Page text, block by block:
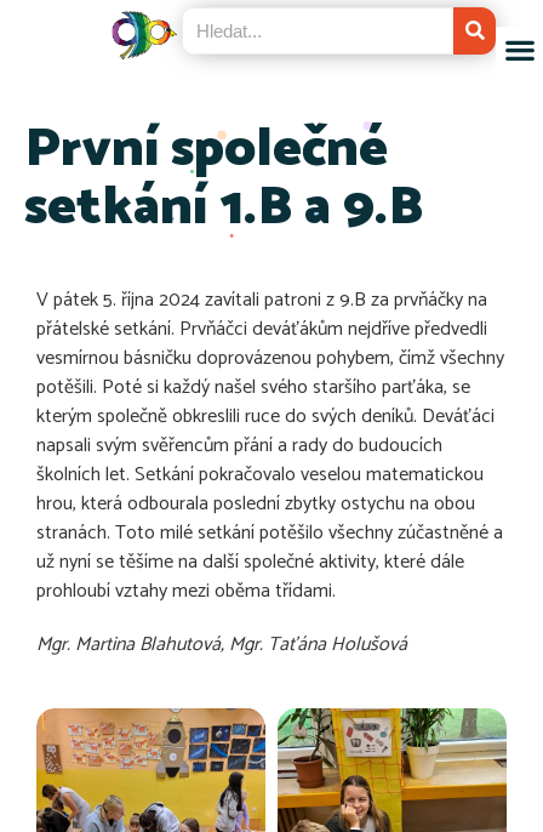
První společné
setkání 1.B a 9.B
V pátek 5. října 2024 zavítali patroni z 9.B za prvňáčky na
přátelské setkání. Prvňáčci deváťákům nejdříve předvedli
vesmírnou básničku doprovázenou pohybem, čímž všechny
potěšili. Poté si každý našel svého staršího parťáka, se
kterým společně obkreslili ruce do svých deníků. Deváťáci
napsali svým svěřencům přání a rady do budoucích
školních let. Setkání pokračovalo veselou matematickou
hrou, která odbourala poslední zbytky ostychu na obou
stranách. Toto milé setkání potěšilo všechny zúčastněné a
už nyní se těšíme na další společné aktivity, které dále
prohloubí vztahy mezi oběma třídami.
Mgr. Martina Blahutová, Mgr. Taťána Holušová